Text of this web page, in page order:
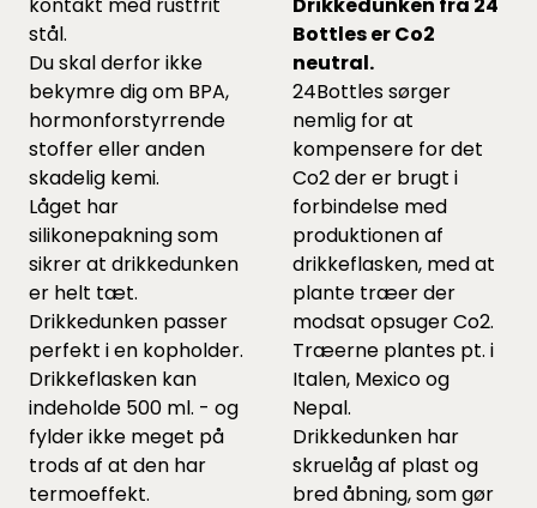
stål.
Du skal derfor ikke
bekymre dig om BPA,
hormonforstyrrende
stoffer eller anden
skadelig kemi.
Låget har
silikonepakning som
sikrer at drikkedunken
er helt tæt.
Drikkedunken passer
perfekt i en kopholder.
Drikkeflasken kan
indeholde 500 ml. - og
fylder ikke meget på
trods af at den har
termoeffekt.
Bottles er Co2
neutral.
24Bottles sørger
nemlig for at
kompensere for det
Co2 der er brugt i
forbindelse med
produktionen af
drikkeflasken, med at
plante træer der
modsat opsuger Co2.
Træerne plantes pt. i
Italen, Mexico og
Nepal.
Drikkedunken har
skruelåg af plast og
bred åbning, som gør